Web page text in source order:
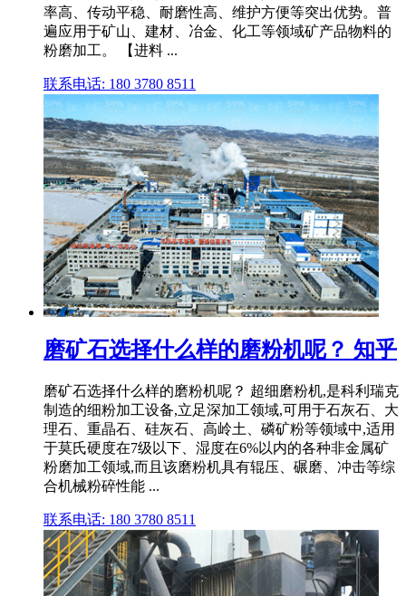
率高、传动平稳、耐磨性高、维护方便等突出优势。普
遍应用于矿山、建材、冶金、化工等领域矿产品物料的
粉磨加工。 【进料 ...
联系电话: 180 3780 8511
磨矿石选择什么样的磨粉机呢？ 知乎
磨矿石选择什么样的磨粉机呢？ 超细磨粉机,是科利瑞克
制造的细粉加工设备,立足深加工领域,可用于石灰石、大
理石、重晶石、硅灰石、高岭土、磷矿粉等领域中,适用
于莫氏硬度在7级以下、湿度在6%以内的各种非金属矿
粉磨加工领域,而且该磨粉机具有辊压、碾磨、冲击等综
合机械粉碎性能 ...
联系电话: 180 3780 8511